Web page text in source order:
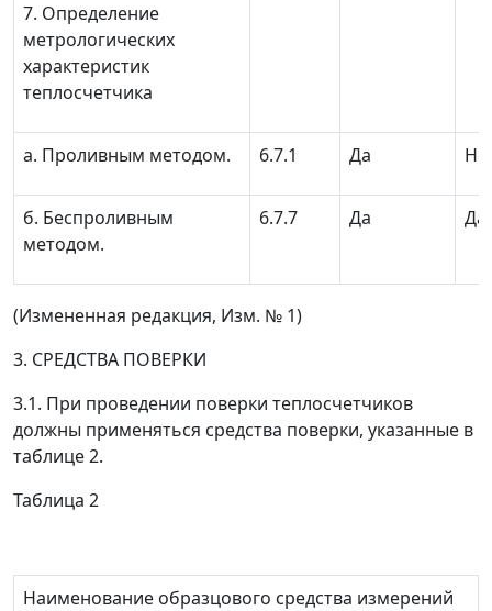
7. Определение
метрологических
характеристик
теплосчетчика
а. Проливным методом. 6.7.1 Да
б. Беспроливным
методом.
6.7.7 Да Да
(Измененная редакция, Изм. № 1)
3. СРЕДСТВА ПОВЕРКИ
3.1. При проведении поверки теплосчетчиков
должны применяться средства поверки, указанные в
таблице 2.
Таблица 2
Наименование образцового средства измерений